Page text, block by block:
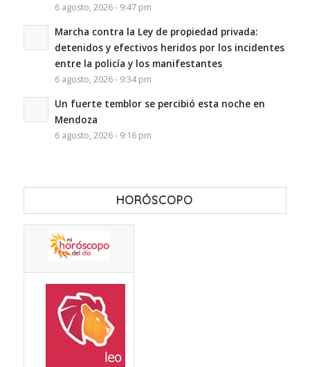
6 agosto, 2026 - 9:47 pm
Marcha contra la Ley de propiedad privada:
detenidos y efectivos heridos por los incidentes
entre la policía y los manifestantes
6 agosto, 2026 - 9:34 pm
Un fuerte temblor se percibió esta noche en
Mendoza
6 agosto, 2026 - 9:16 pm
HORÓSCOPO